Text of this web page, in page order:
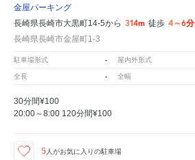
金屋パーキング
長崎県長崎市大黒町14-5から 314m 徒歩 4～6分
長崎県長崎市金屋町1-3
駐車場形式 - 屋内外形式
全長 - 全幅
30分間¥100
20:00～8:00 120分間¥100
5人がお気に入りの駐車場